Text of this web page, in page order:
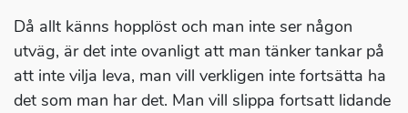
Då allt känns hopplöst och man inte ser någon
utväg, är det inte ovanligt att man tänker tankar på
att inte vilja leva, man vill verkligen inte fortsätta ha
det som man har det. Man vill slippa fortsatt lidande